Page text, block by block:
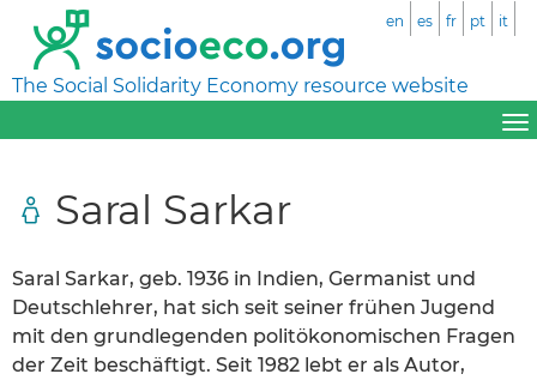
The Social Solidarity Economy resource website
en es fr pt it
Saral Sarkar
Saral Sarkar, geb. 1936 in Indien, Germanist und
Deutschlehrer, hat sich seit seiner frühen Jugend
mit den grundlegenden politökonomischen Fragen
der Zeit beschäftigt. Seit 1982 lebt er als Autor,